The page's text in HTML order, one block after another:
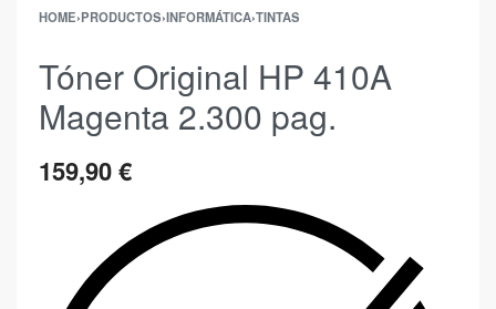
HOME›PRODUCTOS›INFORMÁTICA›TINTAS
Tóner Original HP 410A
Magenta 2.300 pag.
159,90€